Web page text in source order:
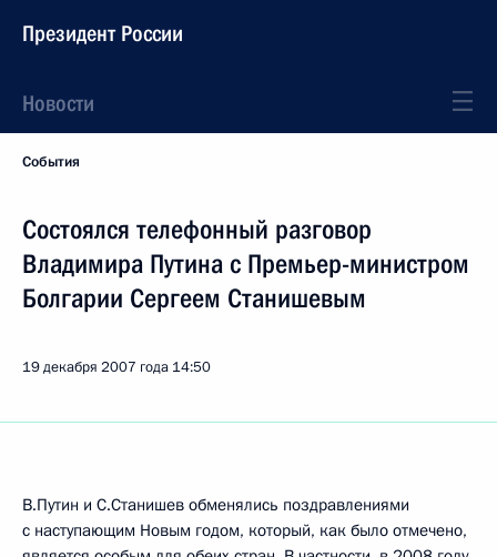
Президент России
Новости
События
Состоялся телефонный разговор
Владимира Путина с Премьер-министром
Болгарии Сергеем Станишевым
19 декабря 2007 года 14:50
В.Путин и С.Станишев обменялись поздравлениями
с наступающим Новым годом, который, как было отмечено,